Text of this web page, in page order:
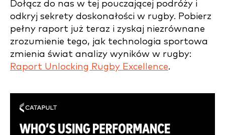
Dołącz do nas w tej pouczającej podróży i
odkryj sekrety doskonałości w rugby. Pobierz
pełny raport już teraz i zyskaj niezrównane
zrozumienie tego, jak technologia sportowa
zmienia świat analizy wyników w rugby:
Raport Unlocking Rugby Excellence.